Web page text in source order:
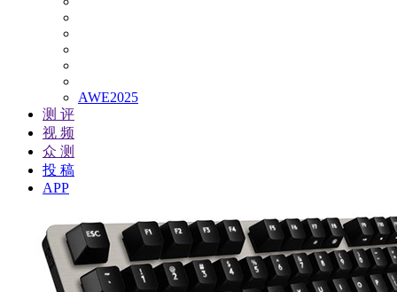
AWE2025
测 评
视 频
众 测
投 稿
APP